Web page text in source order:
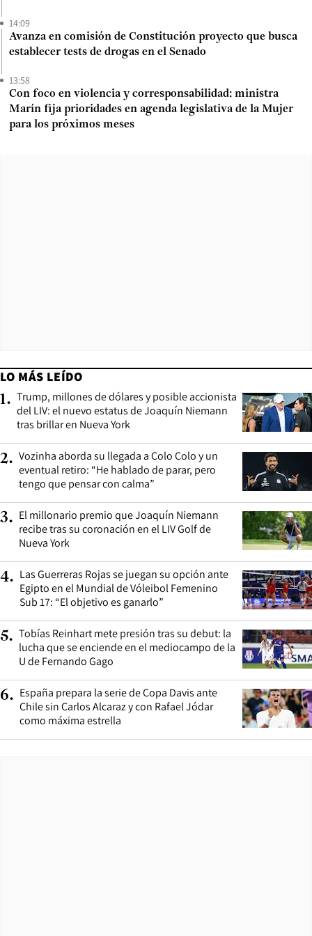
14:09
Avanza en comisión de Constitución proyecto que busca
establecer tests de drogas en el Senado
13:58
Con foco en violencia y corresponsabilidad: ministra
Marín fija prioridades en agenda legislativa de la Mujer
para los próximos meses
LO MÁS LEÍDO
1. Trump, millones de dólares y posible accionista
del LIV: el nuevo estatus de Joaquín Niemann
tras brillar en Nueva York
2. Vozinha aborda su llegada a Colo Colo y un
eventual retiro: “He hablado de parar, pero
tengo que pensar con calma”
3. El millonario premio que Joaquín Niemann
recibe tras su coronación en el LIV Golf de
Nueva York
4. Las Guerreras Rojas se juegan su opción ante
Egipto en el Mundial de Vóleibol Femenino
Sub 17: “El objetivo es ganarlo”
5. Tobías Reinhart mete presión tras su debut: la
lucha que se enciende en el mediocampo de la
U de Fernando Gago
6. España prepara la serie de Copa Davis ante
Chile sin Carlos Alcaraz y con Rafael Jódar
como máxima estrella